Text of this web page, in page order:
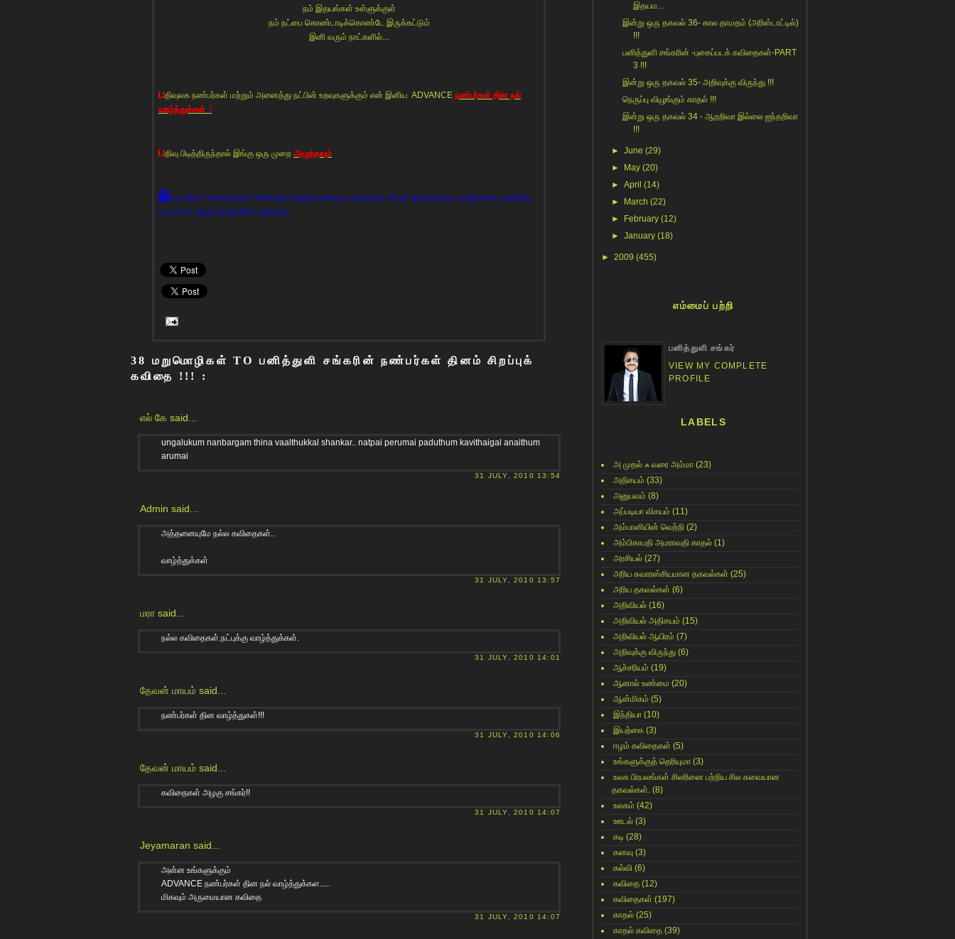
நம் இதயங்கள் உள்ளுக்குள்
நம் நட்பை கொண்டாடிக்கொண்டே இருக்கட்டும்
இனி வரும் நாட்களில்...
பதிவுலக நண்பர்கள் மற்றும் அனைத்து நட்பின் உறவுகளுக்கும் என் இனிய ADVANCE நண்பர்கள் தின நல்
வாழ்த்துக்கள் .!
பதிவு பிடித்திருந்தால் இங்கு ஒரு முறை அழுத்தவும்
இந்த பதிவு அனைவரையும் சென்றடைவதற்கு எளிதாக மறக்காமல் உங்கள் ஓட்டுக்களை தமிழ்மணம், தமிழிஷ்,
உலவு.காம் மற்றும் தமிழ்10-ல் குத்தவும்.
38 மறுமொழிகள் TO பனித்துளி சங்கரின் நண்பர்கள் தினம் சிறப்புக்
கவிதை !!! :
எல் கே said...
ungalukum nanbargam thina vaalthukkal shankar.. natpai perumai paduthum kavithaigal anaithum
arumai
31 JULY, 2010 13:54
Admin said...
அத்தனையுமே நல்ல கவிதைகள்..
வாழ்த்துக்கள்
31 JULY, 2010 13:57
மரா said...
நல்ல கவிதைகள்.நட்புக்கு வாழ்த்துக்கள்.
31 JULY, 2010 14:01
தேவன் மாயம் said...
நண்பர்கள் தின வாழ்த்துகள்!!!
31 JULY, 2010 14:06
தேவன் மாயம் said...
கவிதைகள் அழகு சங்கர்!!
31 JULY, 2010 14:07
Jeyamaran said...
அன்ன உங்களுக்கும்
ADVANCE நண்பர்கள் தின நல் வாழ்த்துக்கள.....
மிகவும் அருமையான கவிதை
31 JULY, 2010 14:07
இதயம...
இன்று ஒரு தகவல் 36- கால தாமதம் (அரிஸ்டாட்டில்)
!!!
பனித்துளி சங்கரின் -புகைப்படக் கவிதைகள்-PART
3 !!!
இன்று ஒரு தகவல் 35- அறிவுக்கு விருந்து !!!
நெருப்பு விழுங்கும் காதல் !!!
இன்று ஒரு தகவல் 34 - ஆறறிவா இல்லை ஐந்தறிவா
!!!
►June (29)
►
May (20)
►April (14)
►
March (22)
►
February (12)
►January (18)
► 2009 (455)
எம்மைப் பற்றி
பனித்துளி சங்கர்
VIEW MY COMPLETE
PROFILE
LABELS
அ முதல் ஃ வரை அம்மா (23)
அதிசயம் (33)
அனுபவம் (8)
அப்படியா விசயம் (11)
அம்பானியின் வெற்றி (2)
அம்பிகாபதி அமராவதி காதல் (1)
அரசியல் (27)
அரிய சுவாரஸ்சியமான தகவல்கள் (25)
அரிய தகவல்கள் (6)
அறிவியல் (16)
அறிவியல் அதிசயம் (15)
அறிவியல் ஆயிரம் (7)
அறிவுக்கு விருந்து (6)
ஆச்சரியம் (19)
ஆனால் உண்மை (20)
ஆன்மிகம் (5)
இந்தியா (10)
இயற்கை (3)
ஈழம் கவிதைகள் (5)
உங்களுக்குத் தெரியுமா (3)
உலக பிரபலங்கள் சிலரினை பற்றிய சில சுவையான
தகவல்கள். (8)
உலகம் (42)
ஊடல் (3)
கடி (28)
கனவு (3)
கல்வி (6)
கவிதை (12)
கவிதைகள் (197)
காதல் (25)
காதல் கவிதை (39)